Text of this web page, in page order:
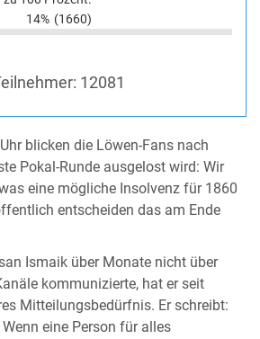
14% (1660)
12081
blicken die Löwen-Fans nach
Pokal-Runde ausgelost wird: Wir
eine mögliche Insolvenz für 1860
entscheiden das am Ende
Ismaik über Monate nicht über
kommunizierte, hat er seit
Mitteilungsbedürfnis. Er schreibt:
eine Person für alles